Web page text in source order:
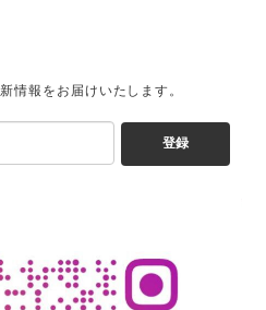
情報をお届けいたします。
登録